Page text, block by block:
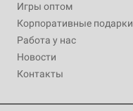
Игры оптом
Корпоративные подарки
Работа у нас
Новости
Контакты